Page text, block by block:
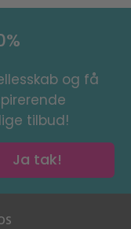
og få
tilbud!
Ja tak!